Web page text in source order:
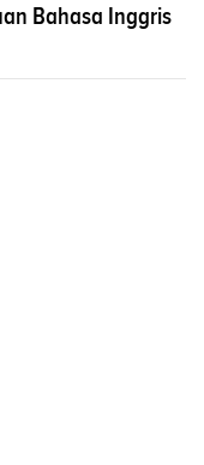
Bahasa Inggris